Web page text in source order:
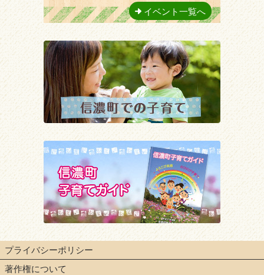
イベント一覧へ
プライバシーポリシー
著作権について